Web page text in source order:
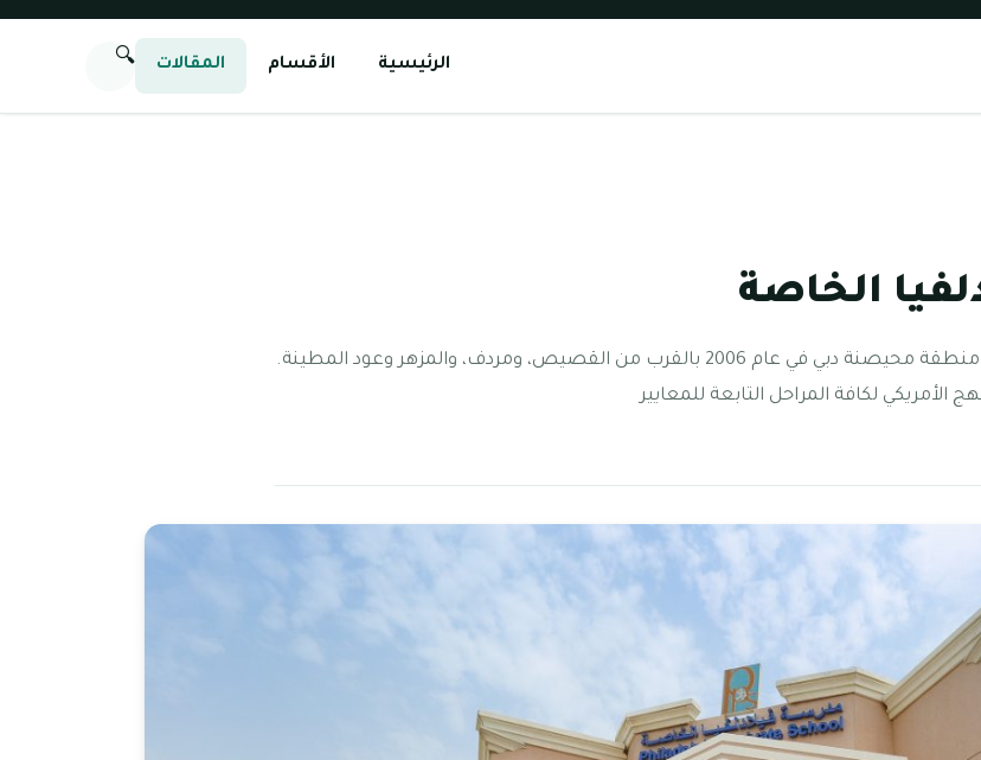
الرئيسية الأقسام المقالات 🔍
الخاصة
مدرسة فيلادلفيا الخاصة تم تأسيسها في منطقة محيصنة دبي في عام 2006 بالقرب من القصيص، ومردف، والمزهر وعود المطينة.
الأمريكي لكافة المراحل التابعة للمعايير